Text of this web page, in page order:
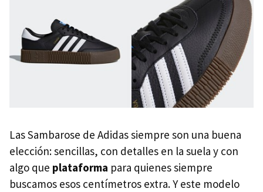
Las Sambarose de Adidas siempre son una buena
elección: sencillas, con detalles en la suela y con
algo que plataforma para quienes siempre
buscamos esos centímetros extra. Y este modelo